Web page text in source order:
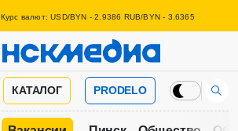
Курс валют: USD/BYN - 2.9386 RUB/BYN - 3.6365
КАТАЛОГ PRODELO